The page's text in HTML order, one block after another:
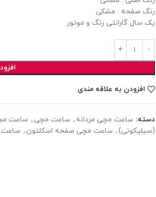
رنگ صفحه : مشکی
یک سال گارانتی رنگ و موتور
افزودن به علاقه مندی
دسته: ساعت مچی مردانه , ساعت مچی , ساعت
(سیلیکونی), ساعت مچی صفحه اسکلتون , ساعت